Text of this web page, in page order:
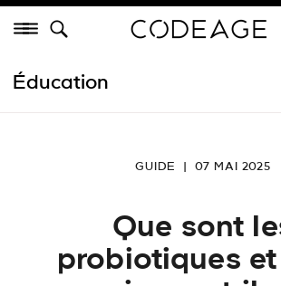
Passer
au
de
Menu
A
l
Tout acheter
Éducation
GUIDE 07 MAI 2025
Que sont
probiotiques